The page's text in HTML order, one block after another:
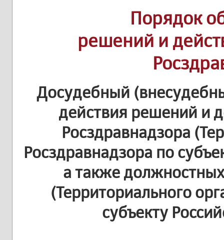
Порядок
решений и
Досудебный
действия решений и
Росздравнадзора
Росздравнадзора по
а также
(Территориального
субъекту